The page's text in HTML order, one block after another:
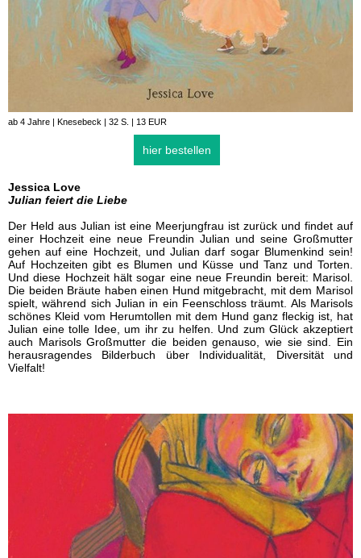
ab 4 Jahre | Knesebeck | 32 S. | 13 EUR
hier bestellen
Jessica Love
Julian feiert die Liebe
Der Held aus Julian ist eine Meerjungfrau ist zurück und findet auf
einer Hochzeit eine neue Freundin Julian und seine Großmutter
gehen auf eine Hochzeit, und Julian darf sogar Blumenkind sein!
Auf Hochzeiten gibt es Blumen und Küsse und Tanz und Torten.
Und diese Hochzeit hält sogar eine neue Freundin bereit: Marisol.
Die beiden Bräute haben einen Hund mitgebracht, mit dem Marisol
spielt, während sich Julian in ein Feenschloss träumt. Als Marisols
schönes Kleid vom Herumtollen mit dem Hund ganz fleckig ist, hat
Julian eine tolle Idee, um ihr zu helfen. Und zum Glück akzeptiert
auch Marisols Großmutter die beiden genauso, wie sie sind. Ein
herausragendes Bilderbuch über Individualität, Diversität und
Vielfalt!